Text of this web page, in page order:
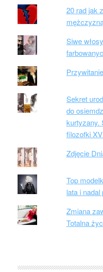
20 rad jak
Siwe
Przywitanie
Sekret
do
kurtyzany.
filozofki
Zdjęcie
Top
lata i
Zmiana
Totalna